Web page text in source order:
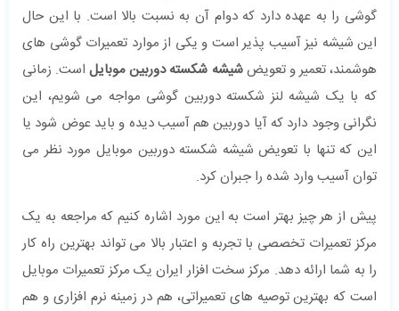
گوشی را به عهده دارد که دوام آن به نسبت بالا است. با این حال
این شیشه نیز آسیب پذیر است و یکی از موارد تعمیرات گوشی های
هوشمند، تعمیر و تعویضشیشه شکسته دوربین موبایلاست. زمانی
که با یک شیشه لنز شکسته دوربین گوشی مواجه می شویم، این
نگرانی وجود دارد که آیا دوربین هم آسیب دیده و باید عوض شود یا
این که تنها با تعویض شیشه شکسته دوربین موبایل مورد نظر می
توان آسیب وارد شده را جبران کرد.
پیش از هر چیز بهتر است به این مورد اشاره کنیم که مراجعه به یک
مرکز تعمیرات تخصصی با تجربه و اعتبار بالا می تواند بهترین راه کار
را به شما ارائه دهد. مرکز سخت افزار ایران یک مرکز تعمیرات موبایل
است که بهترین توصیه های تعمیراتی، هم در زمینه نرم افزاری و هم